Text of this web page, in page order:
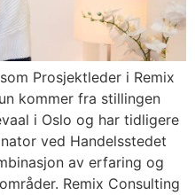
Prosjektleder i Remix
kommer fra stillingen
i Oslo og har tidligere
ved Handelsstedet
av erfaring og
Remix Consulting